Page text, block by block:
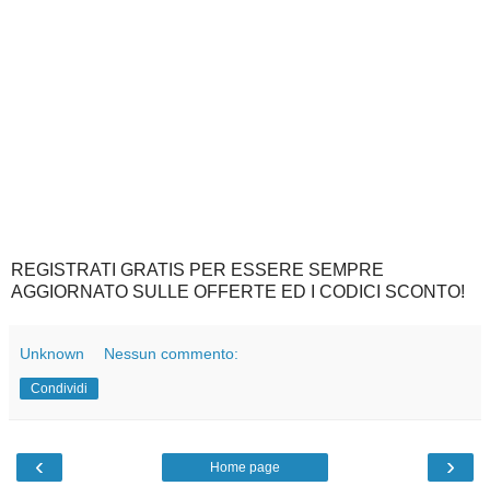
REGISTRATI GRATIS PER ESSERE SEMPRE
AGGIORNATO SULLE OFFERTE ED I CODICI SCONTO!
Unknown Nessun commento:
Condividi
‹ ›
Home page